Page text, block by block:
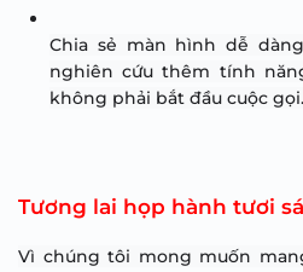
Chia sẻ màn hình dễ
nghiên cứu thêm tính
không phải bắt đầu cuộc gọi.
Tương lai họp hành tươi
Vì chúng tôi mong muốn